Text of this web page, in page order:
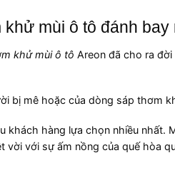
mùi ô tô đánh bay
khử mùi ô tô Areon đã cho ra
bị mê hoặc của dòng sáp thơm
khách hàng lựa chọn nhiều nhất.
với sự ấm nồng của quế hòa